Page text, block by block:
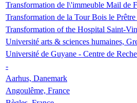
Transformation de l\'immeuble Mail de
Transformation de la Tour Bois le
Transformation of the Hospital Saint-
Université arts & sciences humaines,
Université de Guyane - Centre de
-
Aarhus, Danemark
Angoulême, France